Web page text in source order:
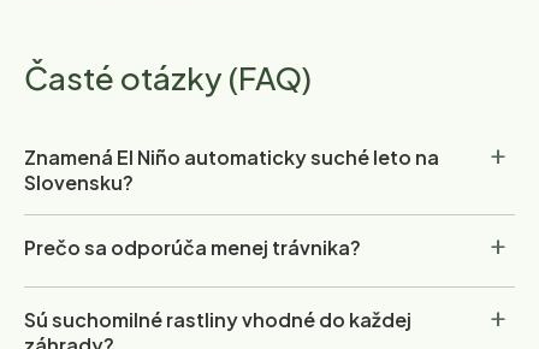
Časté otázky (FAQ)
Znamená El Niño automaticky suché leto na
Slovensku?
+
Prečo sa odporúča menej trávnika? +
Sú suchomilné rastliny vhodné do každej
+